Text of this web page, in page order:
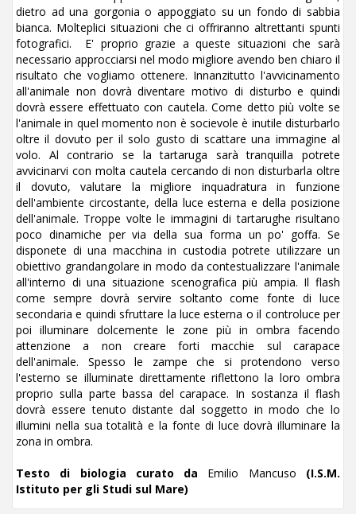
dietro ad una gorgonia o appoggiato su un fondo di sabbia
bianca. Molteplici situazioni che ci offriranno altrettanti spunti
fotografici. E' proprio grazie a queste situazioni che sarà
necessario approcciarsi nel modo migliore avendo ben chiaro il
risultato che vogliamo ottenere. Innanzitutto l'avvicinamento
all'animale non dovrà diventare motivo di disturbo e quindi
dovrà essere effettuato con cautela. Come detto più volte se
l'animale in quel momento non è socievole è inutile disturbarlo
oltre il dovuto per il solo gusto di scattare una immagine al
volo. Al contrario se la tartaruga sarà tranquilla potrete
avvicinarvi con molta cautela cercando di non disturbarla oltre
il dovuto, valutare la migliore inquadratura in funzione
dell'ambiente circostante, della luce esterna e della posizione
dell'animale. Troppe volte le immagini di tartarughe risultano
poco dinamiche per via della sua forma un po' goffa. Se
disponete di una macchina in custodia potrete utilizzare un
obiettivo grandangolare in modo da contestualizzare l'animale
all'interno di una situazione scenografica più ampia. Il flash
come sempre dovrà servire soltanto come fonte di luce
secondaria e quindi sfruttare la luce esterna o il controluce per
poi illuminare dolcemente le zone più in ombra facendo
attenzione a non creare forti macchie sul carapace
dell'animale. Spesso le zampe che si protendono verso
l'esterno se illuminate direttamente riflettono la loro ombra
proprio sulla parte bassa del carapace. In sostanza il flash
dovrà essere tenuto distante dal soggetto in modo che lo
illumini nella sua totalità e la fonte di luce dovrà illuminare la
zona in ombra.
Testo di biologia curato da Emilio Mancuso (I.S.M.
Istituto per gli Studi sul Mare)